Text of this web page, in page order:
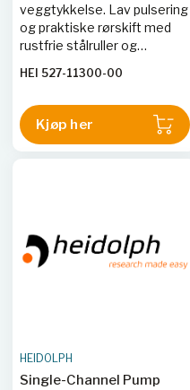
veggtykkelse. Lav pulsering
og praktiske rørskift med
rustfrie stålruller og
HEI 527-11300-00
Kjøp her
HEIDOLPH
Single-Channel Pump